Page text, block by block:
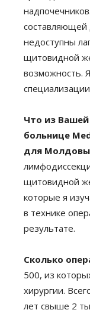
недоступны
щитовидной
возможность.
Что из
больнице
для
щитовидной
которые я
в технике
результате.
Сколько
500, из
хирургии.
лет свыше 2